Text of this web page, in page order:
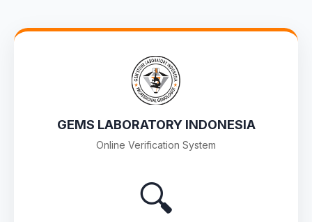
GEMS LABORATORY INDONESIA
Online Verification System
🔍